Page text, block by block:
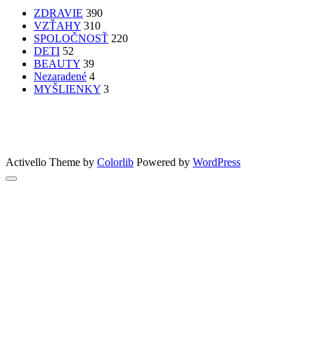
ZDRAVIE 390
VZŤAHY 310
SPOLOČNOSŤ 220
DETI 52
BEAUTY 39
Nezaradené 4
MYŠLIENKY 3
Activello Theme by Colorlib Powered by WordPress